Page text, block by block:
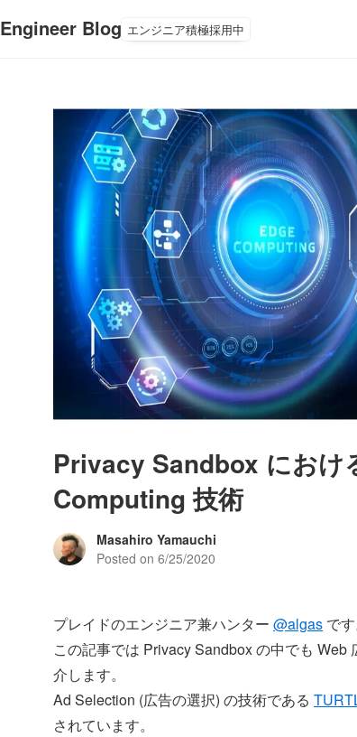
Engineer Blog エンジニア積極採用中
Privacy Sandbox におけ
Computing 技術
Masahiro Yamauchi
Posted on 6/25/2020
プレイドのエンジニア兼ハンター @algas です
この記事では Privacy Sandbox の中でも
介します。
Ad Selection (広告の選択) の技術である
されています。